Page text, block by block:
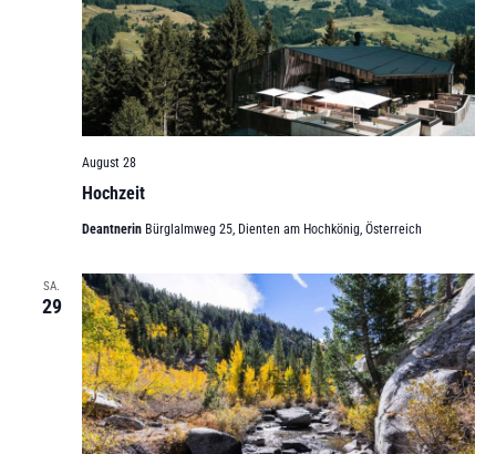
Hochzeit
August 28
Deantnerin Bürglalmweg 25, Dienten am Hochkönig, Österreich
SA.
29